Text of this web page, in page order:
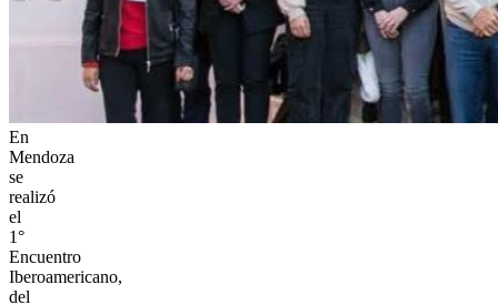
En
Mendoza
se
realizó
el
1°
Encuentro
Iberoamericano,
del